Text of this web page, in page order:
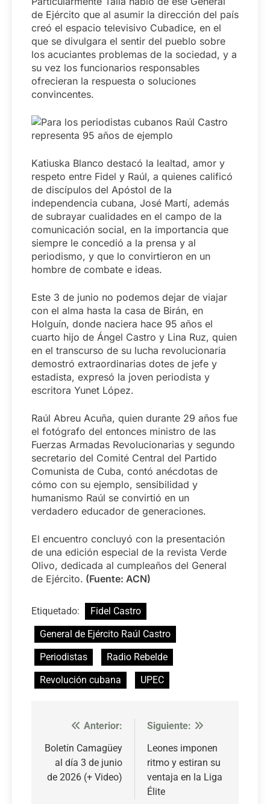
de Ejército que al asumir la dirección del país
creó el espacio televisivo Cubadice, en el
que se divulgara el sentir del pueblo sobre
los acuciantes problemas de la sociedad, y a
su vez los funcionarios responsables
ofrecieran la respuesta o soluciones
convincentes.
Katiuska Blanco destacó la lealtad, amor y
respeto entre Fidel y Raúl, a quienes calificó
de discípulos del Apóstol de la
independencia cubana, José Martí, además
de subrayar cualidades en el campo de la
comunicación social, en la importancia que
siempre le concedió a la prensa y al
periodismo, y que lo convirtieron en un
hombre de combate e ideas.
Este 3 de junio no podemos dejar de viajar
con el alma hasta la casa de Birán, en
Holguín, donde naciera hace 95 años el
cuarto hijo de Ángel Castro y Lina Ruz, quien
en el transcurso de su lucha revolucionaria
demostró extraordinarias dotes de jefe y
estadista, expresó la joven periodista y
escritora Yunet López.
Raúl Abreu Acuña, quien durante 29 años fue
el fotógrafo del entonces ministro de las
Fuerzas Armadas Revolucionarias y segundo
secretario del Comité Central del Partido
Comunista de Cuba, contó anécdotas de
cómo con su ejemplo, sensibilidad y
humanismo Raúl se convirtió en un
verdadero educador de generaciones.
El encuentro concluyó con la presentación
de una edición especial de la revista Verde
Olivo, dedicada al cumpleaños del General
de Ejército. (Fuente: ACN)
Etiquetado:
Fidel Castro
General de Ejército Raúl Castro
Periodistas
Radio Rebelde
Revolución cubana
UPEC
Navegación
de
entradas
Anterior:
Boletín Camagüey
al día 3 de junio
de 2026 (+ Video)
Siguiente:
Leones imponen
ritmo y estiran su
ventaja en la Liga
Élite